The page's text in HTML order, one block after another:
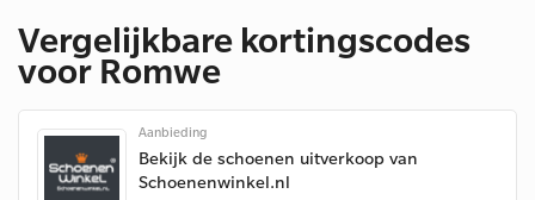
Vergelijkbare kortingscodes
voor Romwe
Aanbieding
Bekijk de schoenen uitverkoop van
Schoenenwinkel.nl